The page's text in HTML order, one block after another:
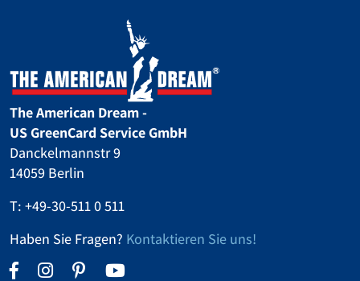
The American Dream -
US GreenCard Service GmbH
Danckelmannstr 9
14059 Berlin
T: +49-30-511 0 511
Haben Sie Fragen? Kontaktieren Sie uns!